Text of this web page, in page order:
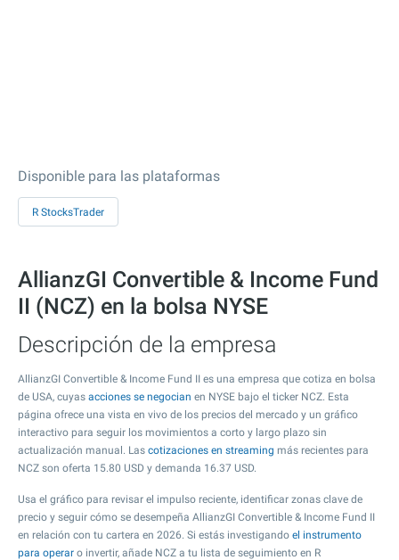
Disponible para las plataformas
R StocksTrader
AllianzGI Convertible & Income Fund
II (NCZ) en la bolsa NYSE
Descripción de la empresa
AllianzGI Convertible & Income Fund II es una empresa que cotiza en bolsa
de USA, cuyas acciones se negocian en NYSE bajo el ticker NCZ. Esta
página ofrece una vista en vivo de los precios del mercado y un gráfico
interactivo para seguir los movimientos a corto y largo plazo sin
actualización manual. Las cotizaciones en streaming más recientes para
NCZ son oferta 15.80 USD y demanda 16.37 USD.
Usa el gráfico para revisar el impulso reciente, identificar zonas clave de
precio y seguir cómo se desempeña AllianzGI Convertible & Income Fund II
en relación con tu cartera en 2026. Si estás investigando el instrumento
para operar o invertir, añade NCZ a tu lista de seguimiento en R